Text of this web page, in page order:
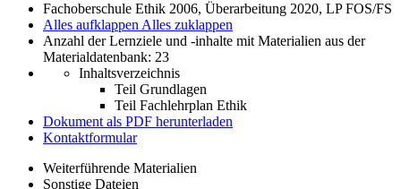
Fachoberschule Ethik 2006, Überarbeitung 2020, LP FOS/FS
Alles aufklappen Alles zuklappen
Anzahl der Lernziele und -inhalte mit Materialien aus der
Materialdatenbank: 23
Inhaltsverzeichnis
Teil Grundlagen
Teil Fachlehrplan Ethik
Dokument als PDF herunterladen
Kontaktformular
Weiterführende Materialien
Sonstige Dateien